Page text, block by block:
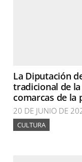
La Diputación
tradicional de
comarcas de la
20 DE JUNIO DE
CULTURA